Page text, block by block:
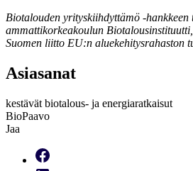
Biotalouden yrityskiihdyttämö -hankkeen
ammattikorkeakoulun
Suomen liitto EU:n aluekehitysrahaston
Asiasanat
kestävät biotalous- ja energiaratkaisut
BioPaavo
Jaa